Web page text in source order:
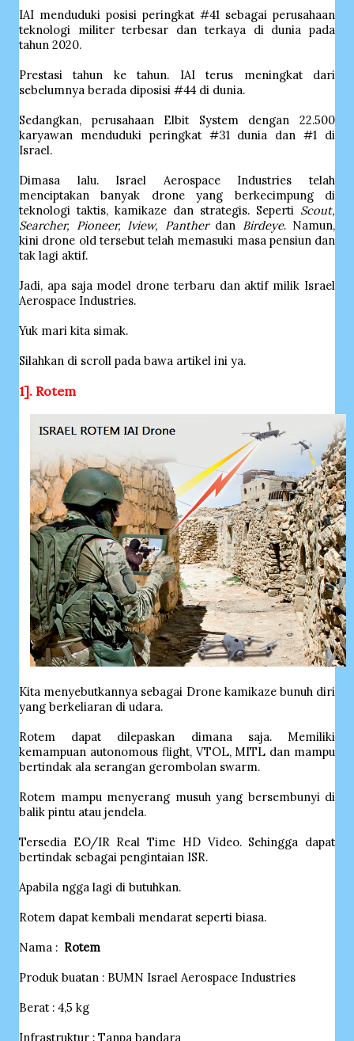
IAI menduduki posisi peringkat #41 sebagai perusahaan
teknologi militer terbesar dan terkaya di dunia pada
tahun 2020.
Prestasi tahun ke tahun. IAI terus meningkat dari
sebelumnya berada diposisi #44 di dunia.
Sedangkan, perusahaan Elbit System dengan 22.500
karyawan menduduki peringkat #31 dunia dan #1 di
Israel.
Dimasa lalu. Israel Aerospace Industries telah
menciptakan banyak drone yang berkecimpung di
teknologi taktis, kamikaze dan strategis. Seperti Scout,
Searcher, Pioneer, Iview, Pantherdan Birdeye. Namun,
kini drone old tersebut telah memasuki masa pensiun dan
tak lagi aktif.
Jadi, apa saja model drone terbaru dan aktif milik Israel
Aerospace Industries.
Yuk mari kita simak.
Silahkan di scroll pada bawa artikel ini ya.
1]. Rotem
Kita menyebutkannya sebagai Drone kamikaze bunuh diri
yang berkeliaran di udara.
Rotem dapat dilepaskan dimana saja. Memiliki
kemampuan autonomous flight, VTOL, MITL dan mampu
bertindak ala serangan gerombolan swarm.
Rotem mampu menyerang musuh yang bersembunyi di
balik pintu atau jendela.
Tersedia EO/IR Real Time HD Video. Sehingga dapat
bertindak sebagai pengintaian ISR.
Apabila ngga lagi di butuhkan.
Rotem dapat kembali mendarat seperti biasa.
Nama : Rotem
Produk buatan : BUMN Israel Aerospace Industries
Berat : 4,5 kg
Infrastruktur : Tanpa bandara